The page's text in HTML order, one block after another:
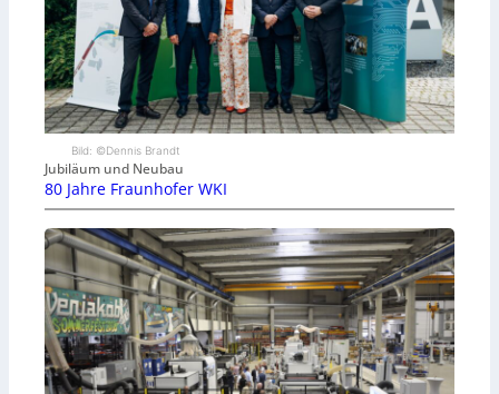
Bild: ©Dennis Brandt
Jubiläum und Neubau
80 Jahre Fraunhofer WKI